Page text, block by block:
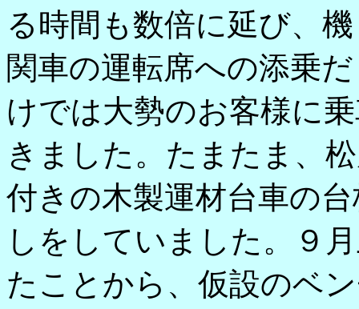
る時間も数倍に延び、機
関車の運転席への添乗だ
けでは大勢のお客様に
きました。たまたま、
付きの木製運材台車の
しをしていました。９
たことから、仮設のベ